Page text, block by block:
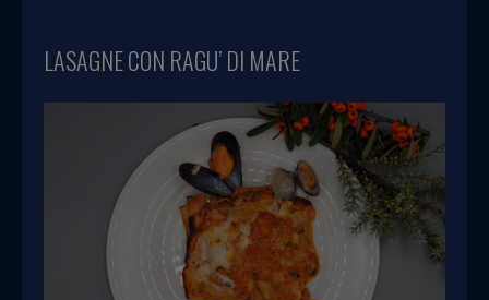
LASAGNE CON RAGU’ DI MARE